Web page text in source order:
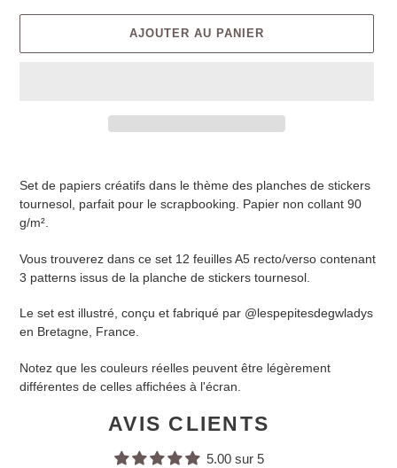
AJOUTER AU PANIER
Set de papiers créatifs dans le thème des planches de stickers
tournesol, parfait pour le scrapbooking. Papier non collant 90
g/m².
Vous trouverez dans ce set 12 feuilles A5 recto/verso contenant
3 patterns issus de la planche de stickers tournesol.
Le set est illustré, conçu et fabriqué par @lespepitesdegwladys
en Bretagne, France.
Notez que les couleurs réelles peuvent être légèrement
différentes de celles affichées à l'écran.
AVIS CLIENTS
5.00 sur 5